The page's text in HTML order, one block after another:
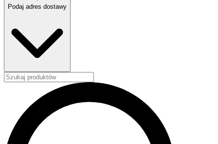
Podaj adres dostawy